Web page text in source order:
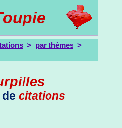
> par thèmes >
citations